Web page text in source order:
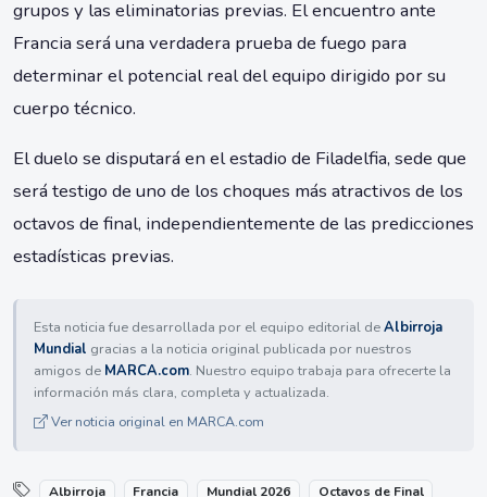
grupos y las eliminatorias previas. El encuentro ante
Francia será una verdadera prueba de fuego para
determinar el potencial real del equipo dirigido por su
cuerpo técnico.
El duelo se disputará en el estadio de Filadelfia, sede que
será testigo de uno de los choques más atractivos de los
octavos de final, independientemente de las predicciones
estadísticas previas.
Esta noticia fue desarrollada por el equipo editorial deAlbirroja
Mundial gracias a la noticia original publicada por nuestros
amigos de MARCA.com. Nuestro equipo trabaja para ofrecerte la
información más clara, completa y actualizada.
Ver noticia original en MARCA.com
Albirroja Francia Mundial 2026
Octavos de Final